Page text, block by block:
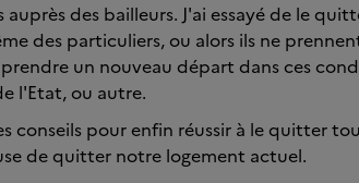
auprès des bailleurs. J'ai essayé de le
des particuliers, ou alors ils ne
un nouveau départ dans ces
l'Etat, ou autre.
conseils pour enfin réussir à le quitter
de quitter notre logement actuel.